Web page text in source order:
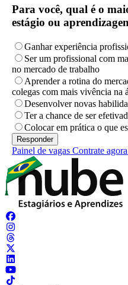
Para você, qual é o
estágio ou
Ganhar experiência
Ser um profissional com
no mercado de trabalho
Aprender a rotina do
colegas com mais vivência na
Desenvolver novas
Ter a chance de ser
Colocar em prática o que
Painel de vagas Contrate agora